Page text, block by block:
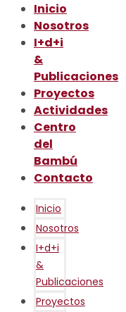
Inicio
Nosotros
I+d+i
&
Publicaciones
Proyectos
Actividades
Centro
del
Bambú
Contacto
Inicio
Nosotros
I+d+i
&
Publicaciones
Proyectos